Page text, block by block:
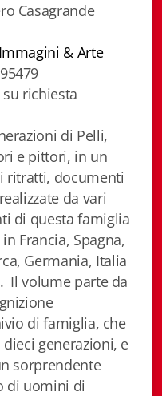
Casagrande
Immagini & Arte
su richiesta
di Pelli,
e pittori, in un
ritratti, documenti
da vari
di questa famiglia
Francia, Spagna,
Germania, Italia
Il volume parte da
di famiglia, che
generazioni, e
sorprendente
di uomini di